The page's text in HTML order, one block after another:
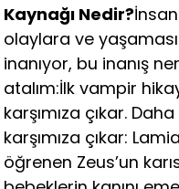
Kaynağı Nedir?
olaylara ve
inanıyor, bu inanış
atalım:İlk vampir
karşımıza çıkar.
karşımıza çıkar:
öğrenen Zeus’un